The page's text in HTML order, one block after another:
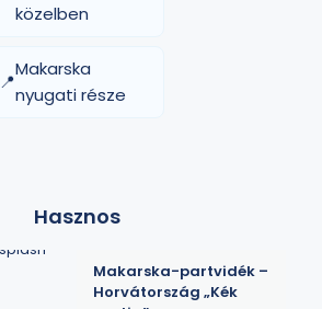
közelben
📍
Makarska
nyugati része
Hasznos
Makarska-partvidék –
Horvátország „Kék